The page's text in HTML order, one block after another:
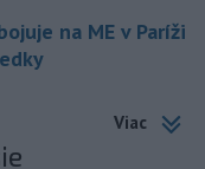
na ME v Paríži
Viac